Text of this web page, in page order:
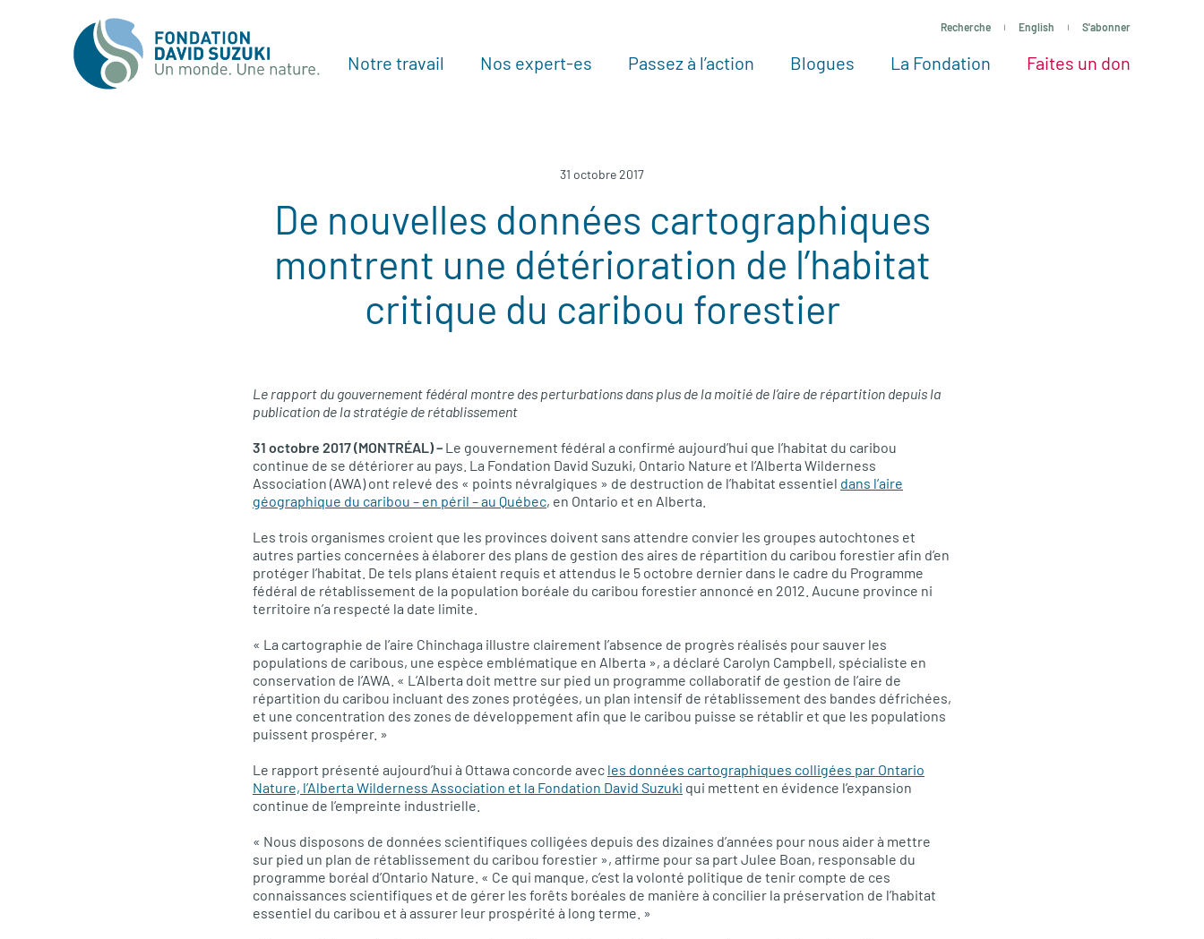
Recherche English S'abonner
Notre travail Voir tous les projets
Nos expert-es Nos Experts
Passez à l’action Passez à l’action
Blogues La FondationLa Fondation
Faites un don
Autres façons de faire un don
31 octobre 2017
De nouvelles données cartographiques
montrent une détérioration de l’habitat
critique du caribou forestier
Le rapport du gouvernement fédéral montre des perturbations dans plus de la moitié de l’aire de répartition depuis la
publication de la stratégie de rétablissement
31 octobre 2017 (MONTRÉAL) – Le gouvernement fédéral a confirmé aujourd’hui que l’habitat du caribou
continue de se détériorer au pays. La Fondation David Suzuki, Ontario Nature et l’Alberta Wilderness
Association (AWA) ont relevé des « points névralgiques » de destruction de l’habitat essentiel dans l’aire
géographique du caribou – en péril – au Québec, en Ontario et en Alberta.
Les trois organismes croient que les provinces doivent sans attendre convier les groupes autochtones et
autres parties concernées à élaborer des plans de gestion des aires de répartition du caribou forestier afin d’en
protéger l’habitat. De tels plans étaient requis et attendus le 5 octobre dernier dans le cadre du Programme
fédéral de rétablissement de la population boréale du caribou forestier annoncé en 2012. Aucune province ni
territoire n’a respecté la date limite.
« La cartographie de l’aire Chinchaga illustre clairement l’absence de progrès réalisés pour sauver les
populations de caribous, une espèce emblématique en Alberta », a déclaré Carolyn Campbell, spécialiste en
conservation de l’AWA. « L’Alberta doit mettre sur pied un programme collaboratif de gestion de l’aire de
répartition du caribou incluant des zones protégées, un plan intensif de rétablissement des bandes défrichées,
et une concentration des zones de développement afin que le caribou puisse se rétablir et que les populations
puissent prospérer. »
Le rapport présenté aujourd’hui à Ottawa concorde avec les données cartographiques colligées par Ontario
Nature, l’Alberta Wilderness Association et la Fondation David Suzuki qui mettent en évidence l’expansion
continue de l’empreinte industrielle.
« Nous disposons de données scientifiques colligées depuis des dizaines d’années pour nous aider à mettre
sur pied un plan de rétablissement du caribou forestier », affirme pour sa part Julee Boan, responsable du
programme boréal d’Ontario Nature. « Ce qui manque, c’est la volonté politique de tenir compte de ces
connaissances scientifiques et de gérer les forêts boréales de manière à concilier la préservation de l’habitat
essentiel du caribou et à assurer leur prospérité à long terme. »